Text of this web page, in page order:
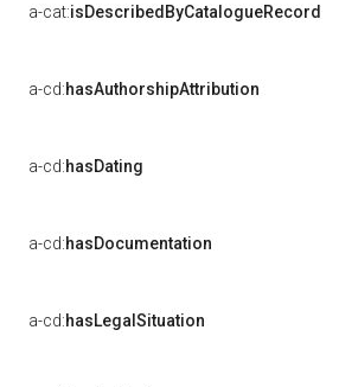
a-cat:isDescribedByCatalogueRecord
a-cd:hasAuthorshipAttribution
a-cd:hasDating
a-cd:hasDocumentation
a-cd:hasLegalSituation